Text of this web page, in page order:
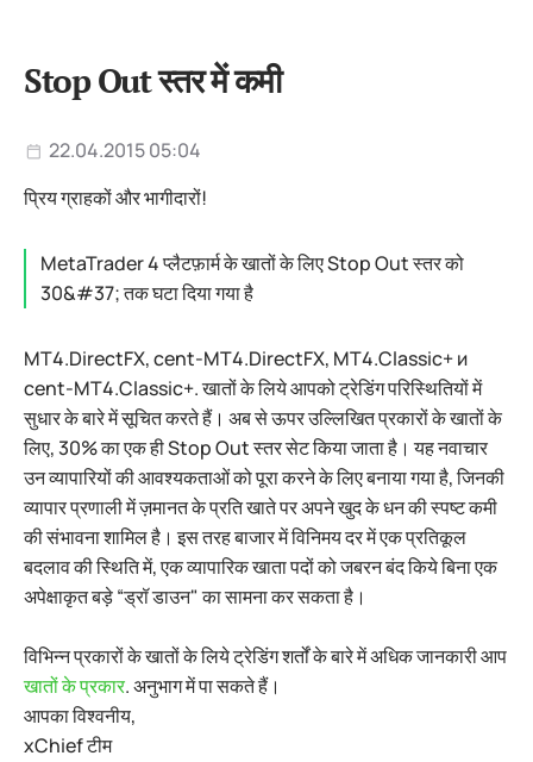
Stop Out स्तर में कमी
22.04.2015 05:04
प्रिय ग्राहकों और भागीदारों!
MetaTrader 4 प्लैटफ़ार्म के खातों के लिए Stop Out स्तर को
30&#37; तक घटा दिया गया है
MT4.DirectFX, cent-MT4.DirectFX, MT4.Classic+ и
cent-MT4.Classic+. खातों के लिये आपको ट्रेडिंग परिस्थितियों में
सुधार के बारे में सूचित करते हैं। अब से ऊपर उल्लिखित प्रकारों के खातों के
लिए, 30% का एक ही Stop Out स्तर सेट किया जाता है। यह नवाचार
उन व्यापारियों की आवश्यकताओं को पूरा करने के लिए बनाया गया है, जिनकी
व्यापार प्रणाली में ज़मानत के प्रति खाते पर अपने खुद के धन की स्पष्ट कमी
की संभावना शामिल है। इस तरह बाजार में विनिमय दर में एक प्रतिकूल
बदलाव की स्थिति में, एक व्यापारिक खाता पदों को जबरन बंद किये बिना एक
अपेक्षाकृत बड़े “ड्रॉ डाउन" का सामना कर सकता है।
विभिन्न प्रकारों के खातों के लिये ट्रेडिंग शर्तों के बारे में अधिक जानकारी आप
खातों के प्रकार. अनुभाग में पा सकते हैं।
आपका विश्वनीय,
xChief टीम